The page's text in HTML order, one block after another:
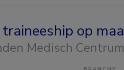
op
Medisch Centrum